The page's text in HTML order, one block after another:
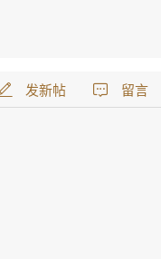
留言
发新帖